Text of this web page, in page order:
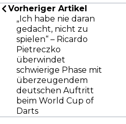
Vorheriger Artikel
„Ich habe nie daran
gedacht, nicht zu
spielen“ – Ricardo
Pietreczko
überwindet
schwierige Phase mit
überzeugendem
deutschen Auftritt
beim World Cup of
Darts